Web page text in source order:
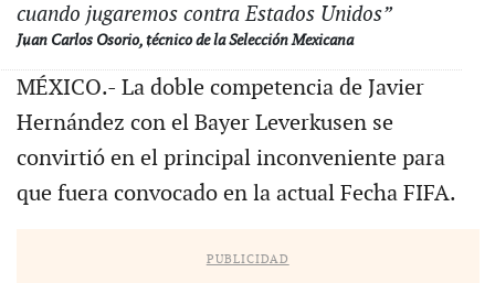
cuando jugaremos contra Estados Unidos”
Juan Carlos Osorio, técnico de la Selección Mexicana
MÉXICO.- La doble competencia de Javier
Hernández con el Bayer Leverkusen se
convirtió en el principal inconveniente para
que fuera convocado en la actual Fecha FIFA.
PUBLICIDAD